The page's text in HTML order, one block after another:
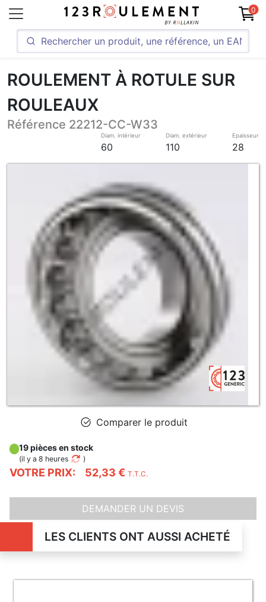
0
ROULEMENT À ROTULE SUR
ROULEAUX
Référence 22212-CC-W33
Diam. intérieur
60
Diam. extérieur
110
Epaisseur
28
Comparer le produit
VOTRE PRIX: 52,33 € T.T.C.
19 pièces en stock
(il y a 8 heures )
DEMANDER UN DEVIS
LES CLIENTS ONT AUSSI ACHETÉ